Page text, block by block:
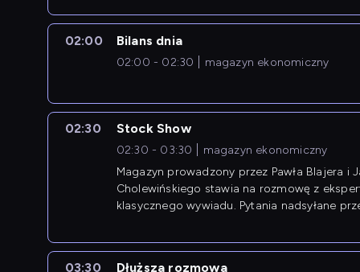
02:00 Bilans dnia
02:00 - 02:30 magazyn ekonomiczny
02:30 Stock Show
02:30 - 03:30
magazyn ekonomiczny
Magazyn prowadzony przez Pawła Blajera i
Cholewińskiego stawia na rozmowę z
klasycznego wywiadu. Pytania nadsyłane
03:30 Dłuższa rozmowa